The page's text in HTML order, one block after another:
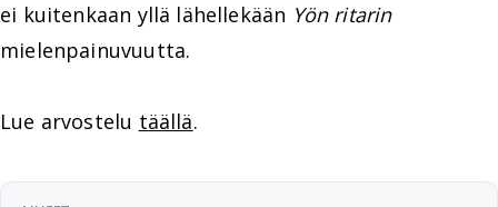
ei kuitenkaan yllä lähellekään Yön ritarin
mielenpainuvuutta.
Lue arvostelu täällä.